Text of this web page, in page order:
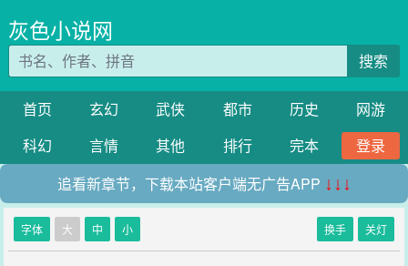
灰色小说网
搜索
首页 玄幻 武侠 都市 历史
网游
科幻
言情 其他 排行 完本
登录
追看新章节，下载本站客户端无广告APP ↓↓↓
字体 大 中 小 换手 关灯